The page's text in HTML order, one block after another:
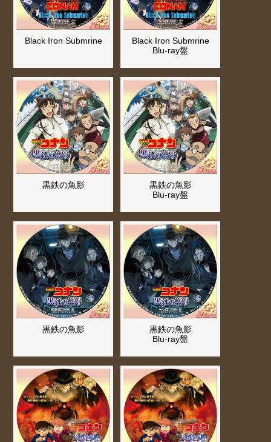
Black Iron Submrine
Black Iron Submrine
Blu-ray盤
黒鉄の魚影
黒鉄の魚影
Blu-ray盤
黒鉄の魚影
黒鉄の魚影
Blu-ray盤